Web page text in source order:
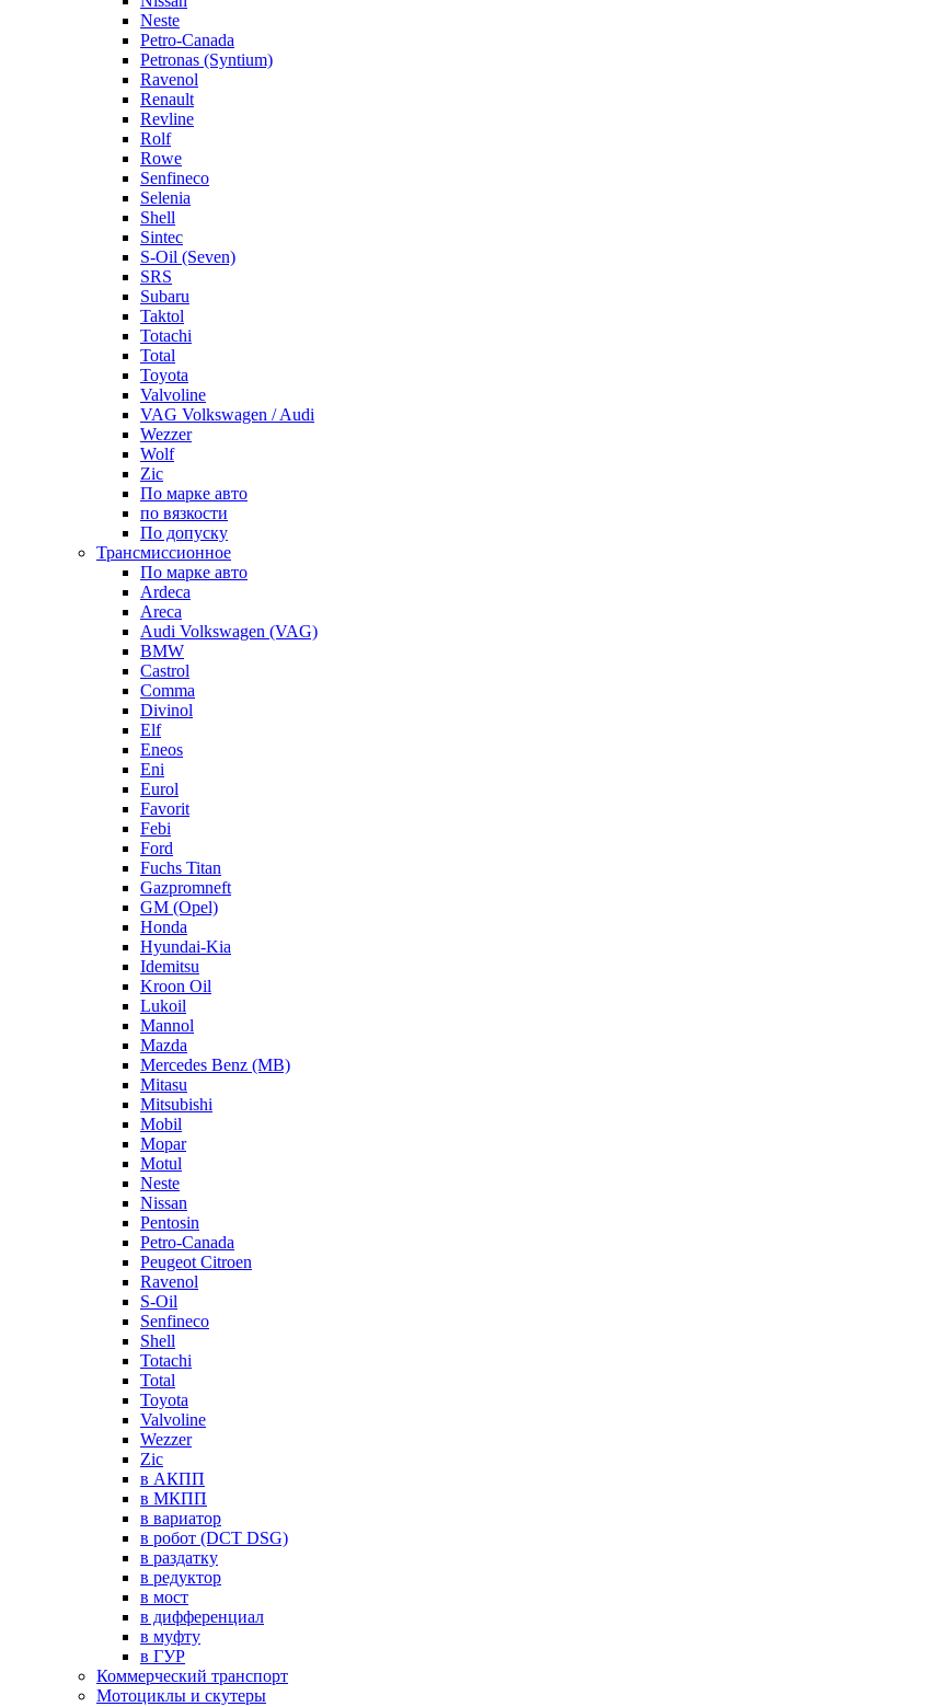
Neste
Petro-Canada
Petronas (Syntium)
Ravenol
Renault
Revline
Rolf
Rowe
Senfineco
Selenia
Shell
Sintec
S-Oil (Seven)
SRS
Subaru
Taktol
Totachi
Total
Toyota
Valvoline
VAG Volkswagen / Audi
Wezzer
Wolf
Zic
По марке авто
по вязкости
По допуску
Трансмиссионное
По марке авто
Ardeca
Areca
Audi Volkswagen (VAG)
BMW
Castrol
Comma
Divinol
Elf
Eneos
Eni
Eurol
Favorit
Febi
Ford
Fuchs Titan
Gazpromneft
GM (Opel)
Honda
Hyundai-Kia
Idemitsu
Kroon Oil
Lukoil
Mannol
Mazda
Mercedes Benz (MB)
Mitasu
Mitsubishi
Mobil
Mopar
Motul
Neste
Nissan
Pentosin
Petro-Canada
Peugeot Citroen
Ravenol
S-Oil
Senfineco
Shell
Totachi
Total
Toyota
Valvoline
Wezzer
Zic
в АКПП
в МКПП
в вариатор
в робот (DCT DSG)
в раздатку
в редуктор
в мост
в дифференциал
в муфту
в ГУР
Коммерческий транспорт
Мотоциклы и скутеры